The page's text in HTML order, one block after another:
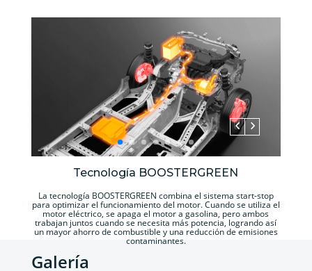
Tecnología BOOSTERGREEN
La tecnología BOOSTERGREEN combina el sistema start-stop
para optimizar el funcionamiento del motor. Cuando se utiliza el
motor eléctrico, se apaga el motor a gasolina, pero ambos
trabajan juntos cuando se necesita más potencia, logrando así
un mayor ahorro de combustible y una reducción de emisiones
contaminantes.
Galería